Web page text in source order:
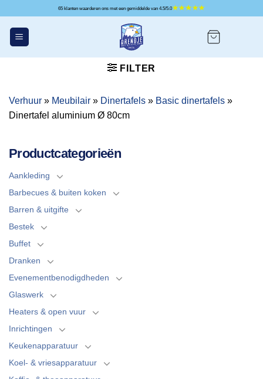
inhoud
65 klanten waarderen ons met een gemiddelde van 4.5/5.0
FILTER
Verhuur » Meubilair » Dinertafels » Basic dinertafels »
Dinertafel aluminium Ø 80cm
Productcategorieën
Aankleding
Barbecues & buiten koken
Barren & uitgifte
Bestek
Buffet
Dranken
Evenementbenodigdheden
Glaswerk
Heaters & open vuur
Inrichtingen
Keukenapparatuur
Koel- & vriesapparatuur